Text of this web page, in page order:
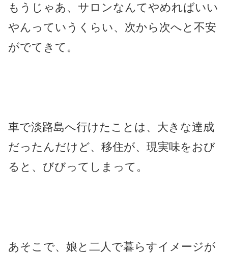
もうじゃあ、サロンなんてやめればいい
やんっていうくらい、次から次へと不安
がでてきて。
車で淡路島へ行けたことは、大きな達成
だったんだけど、移住が、現実味をおび
ると、びびってしまって。
あそこで、娘と二人で暮らすイメージが